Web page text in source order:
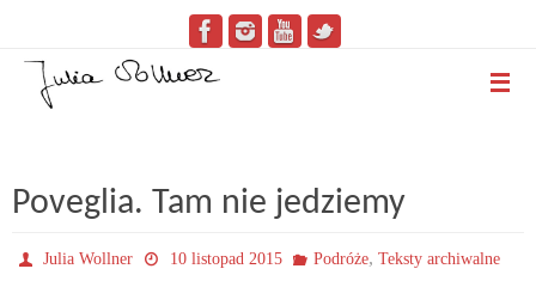
Poveglia. Tam nie jedziemy
Julia Wollner 10 listopad 2015 Podróże, Teksty archiwalne